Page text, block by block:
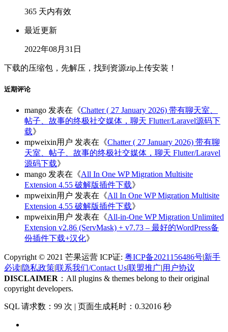
365 天内有效
最近更新
2022年08月31日
下载的压缩包，先解压，找到资源zip上传安装！
近期评论
mango 发表在《Chatter ( 27 January 2026) 带有聊天室、
帖子、故事的终极社交媒体，聊天 Flutter/Laravel源码下
载》
mpweixin用户 发表在《Chatter ( 27 January 2026) 带有聊
天室、帖子、故事的终极社交媒体，聊天 Flutter/Laravel
源码下载》
mango 发表在《All In One WP Migration Multisite
Extension 4.55 破解版插件下载》
mpweixin用户 发表在《All In One WP Migration Multisite
Extension 4.55 破解版插件下载》
mpweixin用户 发表在《All-in-One WP Migration Unlimited
Extension v2.86 (ServMask) + v7.73 – 最好的WordPress备
份插件下载+汉化》
Copyright © 2021 芒果运营 ICP证: 粤ICP备2021156486号|新手
必读|隐私政策|联系我们/Contact Us|联盟推广|用户协议
DISCLAIMER ：All plugins & themes belong to their original
copyright developers.
SQL 请求数：99 次 | 页面生成耗时：0.32016 秒